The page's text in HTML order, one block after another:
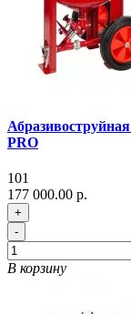
PRO
101
177 000.00 р.
+
-
В корзину